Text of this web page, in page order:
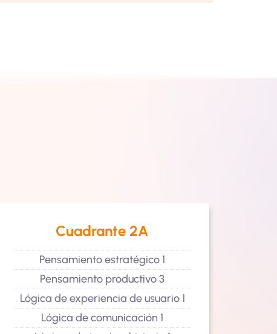
Cuadrante 2A
Pensamiento estratégico 1
Pensamiento productivo 3
Lógica de experiencia de usuario 1
Lógica de comunicación 1